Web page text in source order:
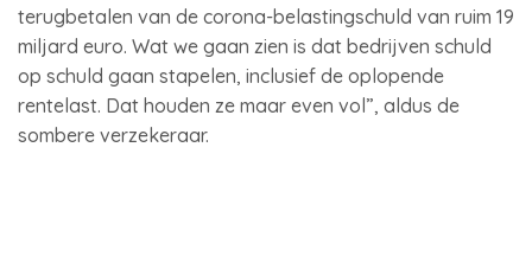
terugbetalen van de corona-belastingschuld van ruim 19
miljard euro. Wat we gaan zien is dat bedrijven schuld
op schuld gaan stapelen, inclusief de oplopende
rentelast. Dat houden ze maar even vol”, aldus de
sombere verzekeraar.